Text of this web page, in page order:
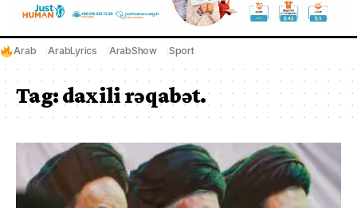
Arab ArabLyrics ArabShow Sport
Tag:daxili rəqabət.